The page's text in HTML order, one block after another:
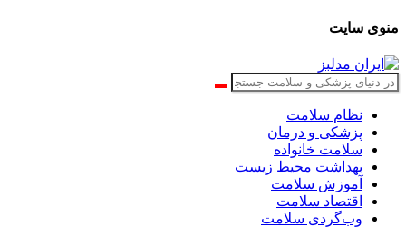
منوی سایت
نظام سلامت
پزشکی و درمان
سلامت خانواده
بهداشت محیط زیست
آموزش سلامت
اقتصاد سلامت
وب‌گردی سلامت